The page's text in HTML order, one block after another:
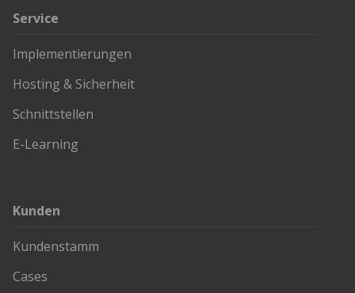
Service
Implementierungen
Hosting & Sicherheit
Schnittstellen
E-Learning
Kunden
Kundenstamm
Cases